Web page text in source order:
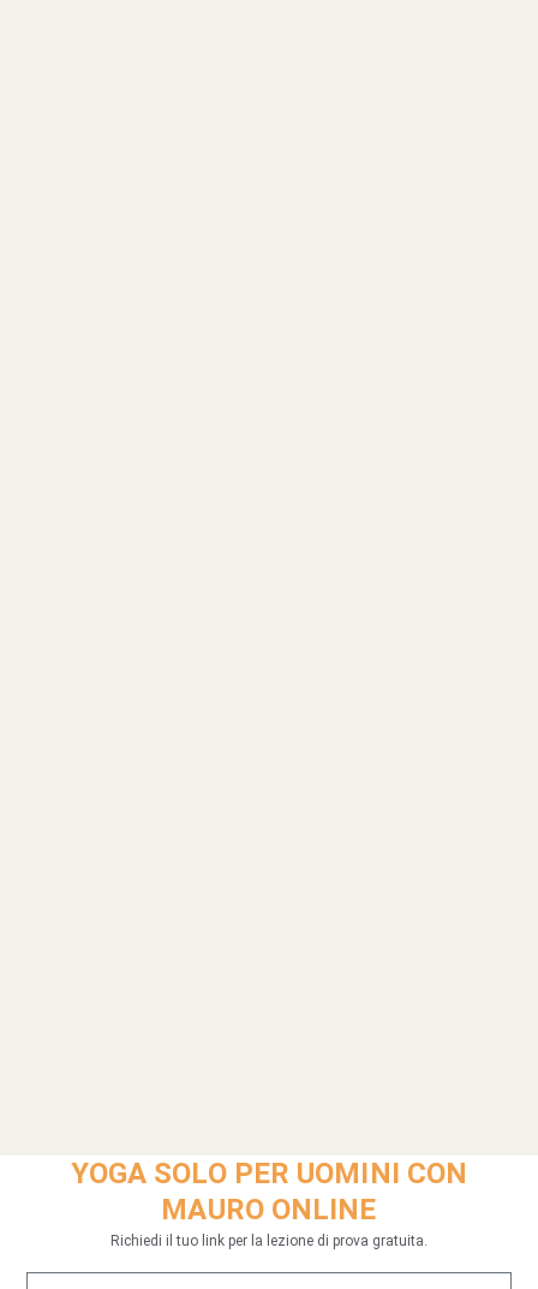
YOGA SOLO PER UOMINI CON
MAURO ONLINE
Richiedi il tuo link per la lezione di prova gratuita.